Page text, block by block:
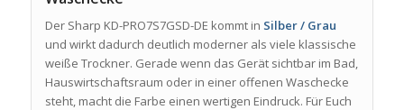
Der Sharp KD-PRO7S7GSD-DE kommt in Silber / Grau
und wirkt dadurch deutlich moderner als viele klassische
weiße Trockner. Gerade wenn das Gerät sichtbar im Bad,
Hauswirtschaftsraum oder in einer offenen Waschecke
steht, macht die Farbe einen wertigen Eindruck. Für Euch